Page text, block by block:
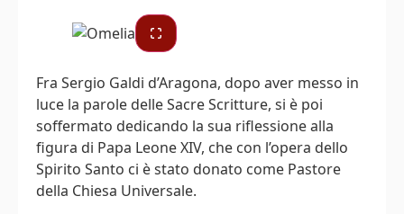
Fra Sergio Galdi d’Aragona, dopo aver messo in
luce la parole delle Sacre Scritture, si è poi
soffermato dedicando la sua riflessione alla
figura di Papa Leone XIV, che con l’opera dello
Spirito Santo ci è stato donato come Pastore
della Chiesa Universale.